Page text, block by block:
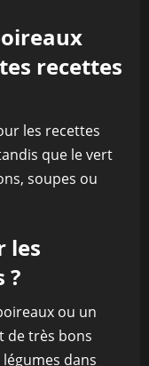
recettes
les recettes
que le vert
soupes ou
les
?
ou un
de très bons
dans